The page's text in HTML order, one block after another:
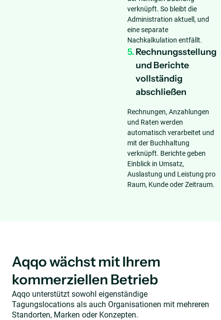
verknüpft. So bleibt die
Administration aktuell, und
eine separate
Nachkalkulation entfällt.
5. Rechnungsstellung
und Berichte
vollständig
abschließen
Rechnungen, Anzahlungen
und Raten werden
automatisch verarbeitet und
mit der Buchhaltung
verknüpft. Berichte geben
Einblick in Umsatz,
Auslastung und Leistung pro
Raum, Kunde oder Zeitraum.
Aqqo wächst mit Ihrem
kommerziellen Betrieb
Aqqo unterstützt sowohl eigenständige
Tagungslocations als auch Organisationen mit mehreren
Standorten, Marken oder Konzepten.